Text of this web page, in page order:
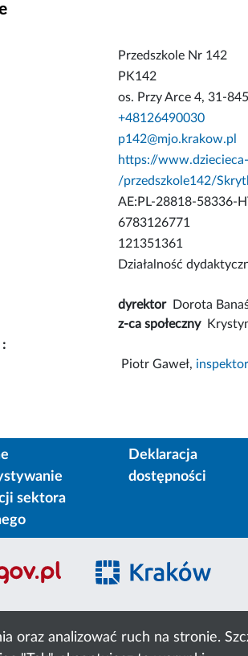
oraz analizować ruch na stronie.
Przedszkole Nr 142
PK142
os. Przy Arce 4, 31-
+48126490030
p142@mjo.krakow.pl
https://
/przedszkole142/
AE:PL-28818-58336-
6783126771
121351361
Działalność
dyrektorDorota
z-ca społeczny
:
Piotr Gaweł,
sektora
Deklaracja
dostępności